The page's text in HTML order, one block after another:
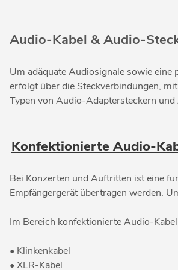
Audio-Kabel & Audio-
Um adäquate Audiosignale sowie
erfolgt über die Steckverbindungen,
Typen von Audio-Adaptersteckern
Konfektionierte Audio-
Bei Konzerten und Auftritten ist eine
Empfängergerät übertragen werden.
Im Bereich konfektionierte Audio-
• Klinkenkabel
• XLR-Kabel